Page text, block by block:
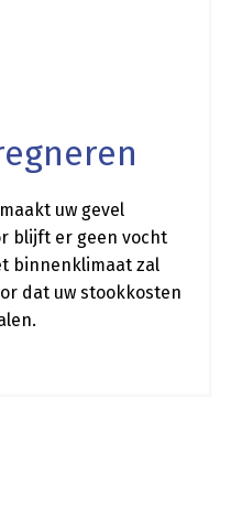
uw gevel
blijft er geen vocht
binnenklimaat zal
dat uw stookkosten